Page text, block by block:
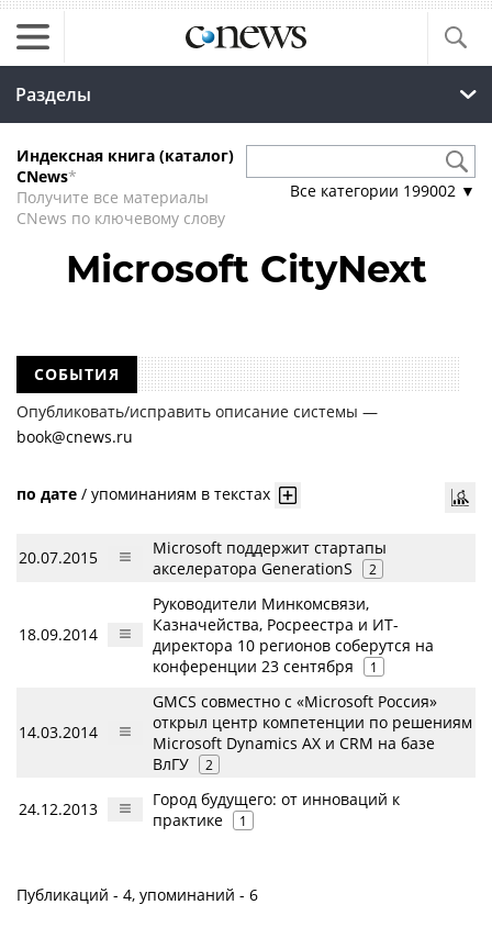
Разделы
Индексная книга (каталог)
CNews*
Получите все материалы
CNews по ключевому слову
Все категории 199002 ▼
Microsoft CityNext
СОБЫТИЯ
Опубликовать/исправить описание системы —
book@cnews.ru
по дате / упоминаниям в текстах
20.07.2015
Microsoft поддержит стартапы
акселератора GenerationS
2
18.09.2014
Руководители Минкомсвязи,
Казначейства, Росреестра и ИТ-
директора 10 регионов соберутся на
конференции 23 сентября
1
14.03.2014
GMCS совместно с «Microsoft Россия»
открыл центр компетенции по решениям
Microsoft Dynamics AX и CRM на базе
ВлГУ
2
24.12.2013
Город будущего: от инноваций к
практике
1
Публикаций - 4, упоминаний - 6